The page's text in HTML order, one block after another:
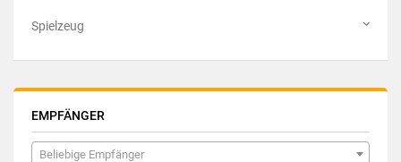
Spielzeug
EMPFÄNGER
Beliebige Empfänger